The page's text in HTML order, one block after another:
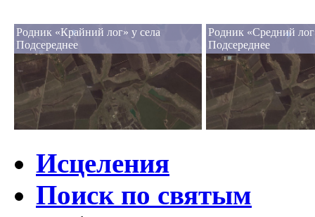
Родник «Крайний лог» у села
Подсереднее
Родник «Средний
Подсереднее
Исцеления
Поиск по святым